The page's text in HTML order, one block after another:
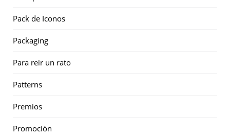
Pack de Iconos
Packaging
Para reir un rato
Patterns
Premios
Promoción